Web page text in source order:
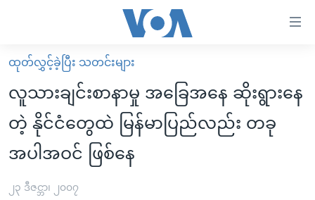
လွယ်ကူ
စေ
သည့်
Link
များ
ပင်မ
မူလစာမျက်နှာ
မြန်မာ
ကမ္ဘာ့သတင်းများ
နိုင်ငံတကာ
ဗွီဒီယို
ထုတ်လွှင့်ခဲ့ပြီး သတင်းများ
လူသားချင်းစာနာမှု အခြေအနေ ဆိုးရွားနေ
တဲ့ နိုင်ငံတွေထဲ မြန်မာပြည်လည်း တခု
အပါအဝင် ဖြစ်နေ
၂၃ ဒီဇင္ဘာ၊ ၂၀၀၇